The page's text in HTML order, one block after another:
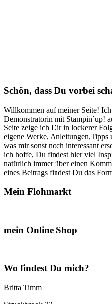
Schön, dass Du vorbei
Willkommen auf meiner Seite!
Demonstratorin mit Stampin´up!
Seite zeige ich Dir in lockerer
eigene Werke, Anleitungen,Tipps
was mir sonst noch interessant
ich hoffe, Du findest hier viel
natürlich immer über einen
eines Beitrags findest Du das
Mein Flohmarkt
mein Online Shop
Wo findest Du mich?
Britta Timm